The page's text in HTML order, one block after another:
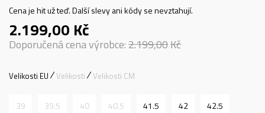
Cena je hit už teď. Další slevy ani kódy se nevztahují.
2.199,00 Kč
Doporučená cena výrobce:2.199,00Kč
Velikosti EU Velikosti Velikosti CM
39 39.5 40 40.5 41.5 42 42.5